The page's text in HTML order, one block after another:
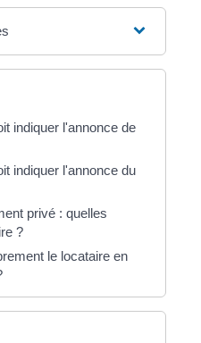
indiquer l'annonce de
indiquer l'annonce du
privé : quelles
?
le locataire en